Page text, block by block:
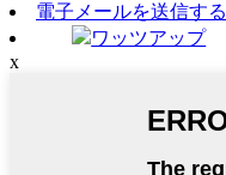
電子メールを送信する
ワッツアップ
x